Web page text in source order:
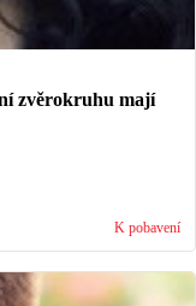
zvěrokruhu mají
K pobavení